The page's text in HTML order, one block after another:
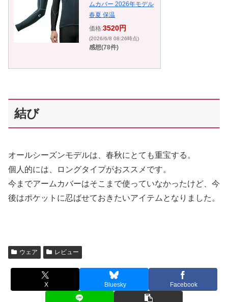
ムカバー 2026年モデル
春夏 保温
価格:3520円
(2026/6/8 08:26時点)
感想(78件)
結び
オールシーズンモデルは、春秋にとても重宝する。
個人的には、ロングタイプがおススメです。
今までアームカバーはそこまで使っていなかったけど、今
後はポケットに忍ばせておきたいアイテムとなりました。
ウェア レビュー
X Bluesky Facebook